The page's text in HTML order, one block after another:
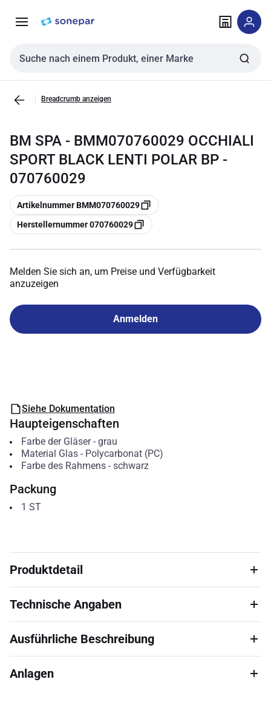
NavigationInhalt
Sucheingabe
Breadcrumb anzeigen
BM SPA - BMM070760029 OCCHIALI
SPORT BLACK LENTI POLAR BP -
070760029
Kopieren
Artikelnummer BMM070760029
Kopieren
Herstellernummer 070760029
Melden Sie sich an, um Preise und Verfügbarkeit
anzuzeigen
Anmelden
Siehe Dokumentation
Haupteigenschaften
Farbe der Gläser- grau
Material Glas- Polycarbonat (PC)
Farbe des Rahmens- schwarz
Packung
1 ST
Produktdetail
Technische Angaben
Ausführliche Beschreibung
Anlagen